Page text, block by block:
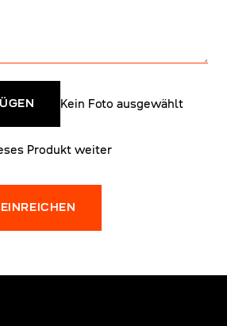
Kein Foto ausgewählt
Produkt weiter